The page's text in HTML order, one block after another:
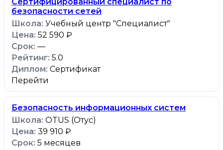
безопасности сетей
Учебный центр "Специалист"
52 590 ₽
—
5.0
Сертификат
Перейти
Безопасность информационных систем
OTUS (Отус)
39 910 ₽
5 месяцев